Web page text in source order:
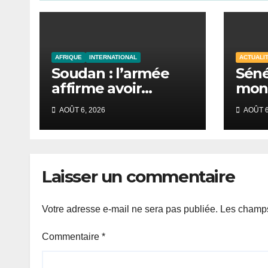
AFRIQUE INTERNATIONAL
Soudan : l’armée
affirme avoir
repoussé une
offensive des FSR
au Darfour
AOÛT 6, 2026
unAOÛT
Laisser un commentaire
Votre adresse e-mail ne sera pas publiée. Les
Commentaire *